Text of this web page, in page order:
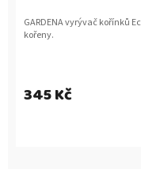
345 Kč
GARDENA vyrývač kořínků
kořeny.